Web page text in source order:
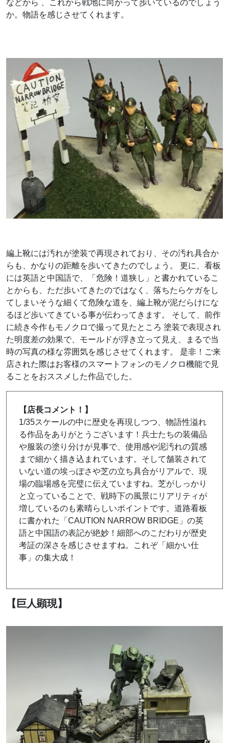
などから 、これから戦地に向かって歩いているのでしょう
か。物語を感じさせてくれます。
編上靴には汚れが塗装で再現されており、その汚れ具合か
らも、かなりの距離を歩いてきたのでしょう。 更に、看板
には英語と中国語で、「危険！道狭し」と書かれているこ
とからも、ただ歩いてきたのではなく、落ちたらケガをし
てしまいそうな細くて危険な道を、編上靴が泥だらけにな
るほど歩いてきている事が伝わってきます。 そして、前作
に続き今作もモノクロで撮って見たところ 塗装で表現され
た明度差の効果で、モールドが浮き立って見え、まるで当
時の写真の様な雰囲気を感じさせてくれます。 是非！ご来
店された際はお客様のスマートフォンのモノクロ機能で見
ることをおススメした作品でした。
【店長コメント！】
1/35スケールの中に歴史を再現しつつ、物語性溢れ
る作品をありがとうございます！兵士たちの装備品
や服装の塗り分けが見事で、使用感や泥汚れの質感
まで細かく描き込まれています。そして舗装されて
いない道の埃っぽさや芝の立ち具合がリアルで、現
場の臨場感を完璧に伝えていますね。芝がしっかり
と立っていることで、戦時下の風景にリアリティが
増しているのも素晴らしいポイントです。道路看板
に書かれた「CAUTION NARROW BRIDGE」の英
語と中国語の表記が絶妙！細部へのこだわりが歴史
考証の深さを感じさせますね。これぞ「細かい仕
事」の集大成！
【巨人顕現】